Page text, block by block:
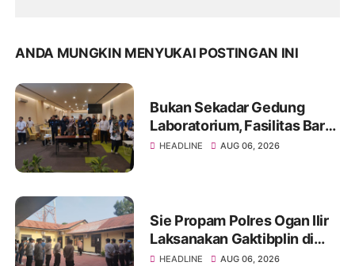
ANDA MUNGKIN MENYUKAI POSTINGAN INI
Bukan Sekadar Gedung
Laboratorium, Fasilitas Baru
di Jakabaring Akan Perkuat
HEADLINE AUG 06, 2026
Sie Propam Polres Ogan Ilir
Laksanakan Gaktibplin di
Polsek Indralaya, Tingkatkan
HEADLINE AUG 06, 2026